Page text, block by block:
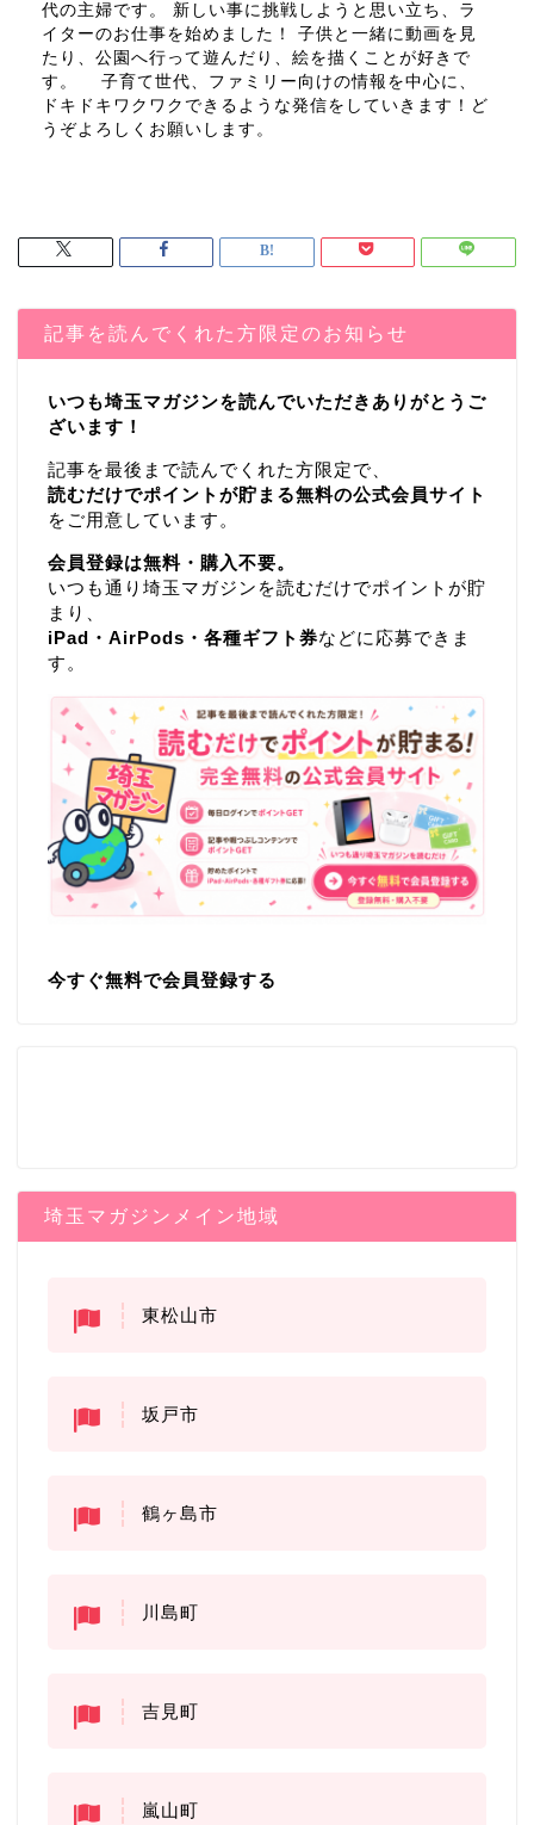
代の主婦です。 新しい事に挑戦しようと思い立ち、ラ
イターのお仕事を始めました！ 子供と一緒に動画を見
たり、公園へ行って遊んだり、絵を描くことが好きで
す。 子育て世代、ファミリー向けの情報を中心に、
ドキドキワクワクできるような発信をしていきます！ど
うぞよろしくお願いします。
記事を読んでくれた方限定のお知らせ
いつも埼玉マガジンを読んでいただきありがとうご
ざいます！
記事を最後まで読んでくれた方限定で、
読むだけでポイントが貯まる無料の公式会員サイト
をご用意しています。
会員登録は無料・購入不要。
いつも通り埼玉マガジンを読むだけでポイントが貯
まり、
iPad・AirPods・各種ギフト券などに応募できま
す。
今すぐ無料で会員登録する
埼玉マガジンメイン地域
東松山市
坂戸市
鶴ヶ島市
川島町
吉見町
嵐山町